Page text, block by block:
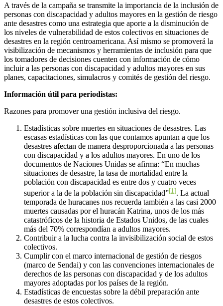
A través de la campaña se transmite la importancia de la inclusión de
personas con discapacidad y adultos mayores en la gestión de riesgo
ante desastres como una estrategia que aporte a la disminución de
los niveles de vulnerabilidad de estos colectivos en situaciones de
desastres en la región centroamericana. Así mismo se promoverá la
visibilización de mecanismos y herramientas de inclusión para que
los tomadores de decisiones cuenten con información de cómo
incluir a las personas con discapacidad y adultos mayores en sus
planes, capacitaciones, simulacros y comités de gestión del riesgo.
Información útil para periodistas:
Razones para promover una gestión inclusiva del riesgo.
Estadísticas sobre muertes en situaciones de desastres. Las
escasas estadísticas con las que contamos apuntan a que los
desastres afectan de manera desproporcionada a las personas
con discapacidad y a los adultos mayores. En uno de los
documentos de Naciones Unidas se afirma: “En muchas
situaciones de desastre, la tasa de mortalidad entre la
población con discapacidad es entre dos y cuatro veces
superior a la de la población sin discapacidad”[1]. La actual
temporada de huracanes nos recuerda también a las casi 2000
muertes causadas por el huracán Katrina, unos de los más
catastróficos de la historia de Estados Unidos, de las cuales
más del 70% correspondían a adultos mayores.
Contribuir a la lucha contra la invisibilización social de estos
colectivos.
Cumplir con el marco internacional de gestión de riesgos
(marco de Sendai) y con las convenciones internacionales de
derechos de las personas con discapacidad y de los adultos
mayores adoptadas por los países de la región.
Estadísticas de encuestas sobre la débil preparación ante
desastres de estos colectivos.